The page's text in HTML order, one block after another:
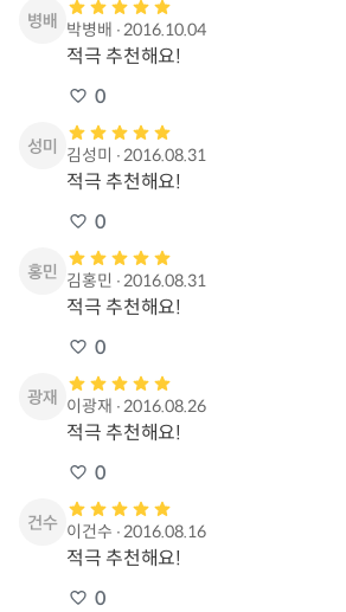
박병배 ∙2016.10.04
적극 추천해요!
0
김성미 ∙2016.08.31
적극 추천해요!
0
김홍민 ∙2016.08.31
적극 추천해요!
0
이광재 ∙2016.08.26
적극 추천해요!
0
이건수 ∙2016.08.16
적극 추천해요!
0